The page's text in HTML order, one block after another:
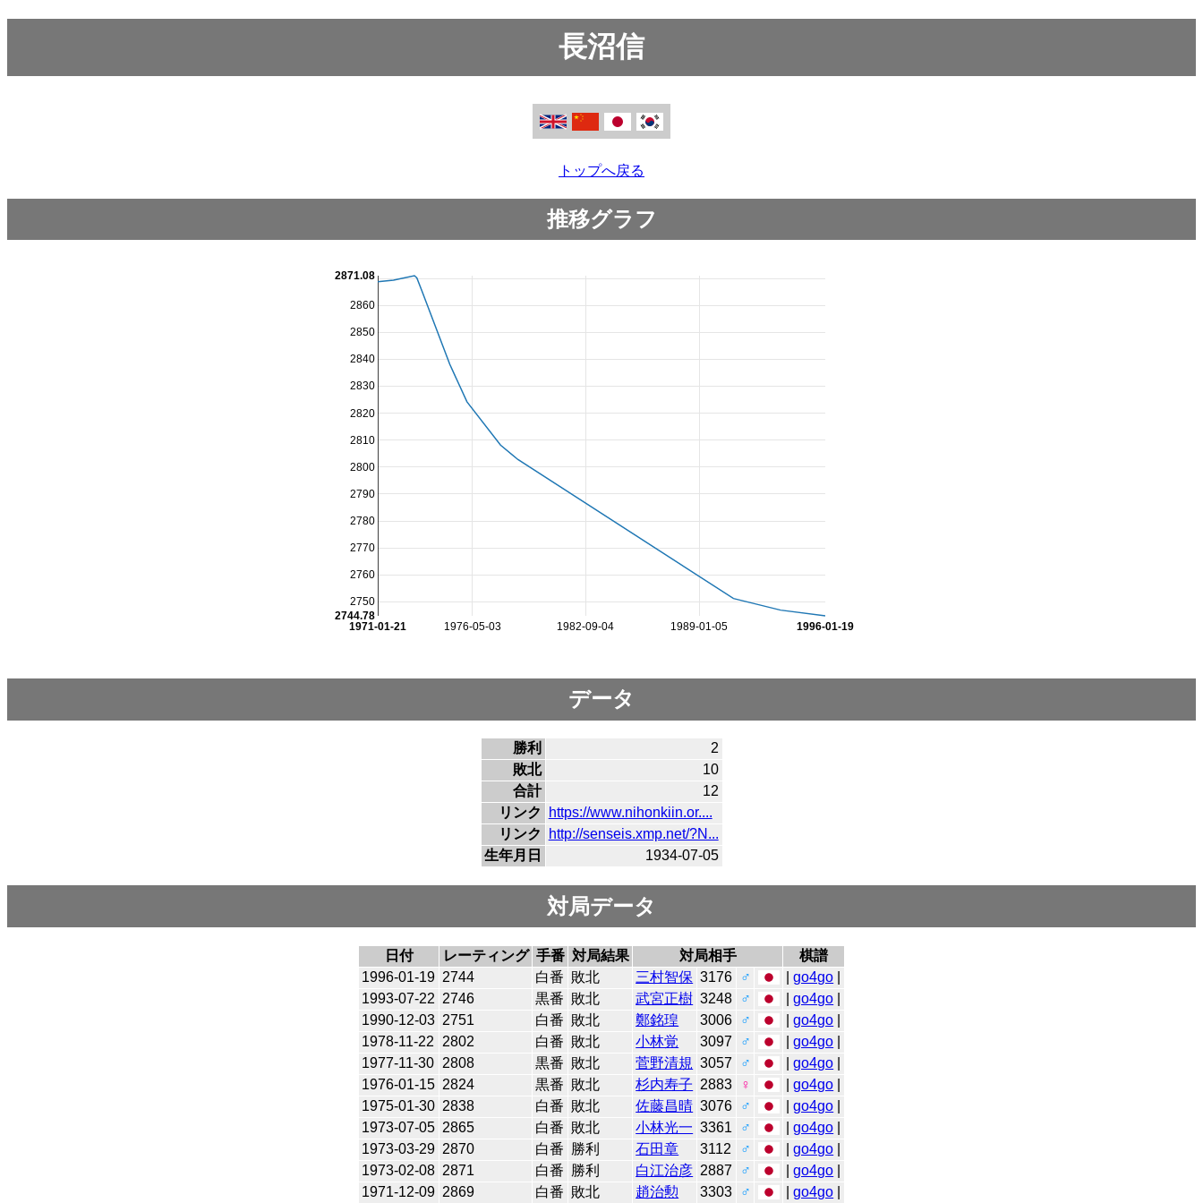
長沼信
トップへ戻る
推移グラフ
1976-05-03 1982-09-04 1989-01-05
1971-01-21 1996-01-19
2750
2760
2770
2780
2790
2800
2810
2820
2830
2840
2850
2860
2744.78
2871.08
データ
勝利
2
敗北
10
合計
12
リンク
https://www.nihonkiin.or....
リンク
http://senseis.xmp.net/?N...
生年月日
1934-07-05
対局データ
日付 レーティング 手番 対局結果 対局相手
棋譜
1996-01-19 2744 白番 敗北 三村智保 3176 ♂ |go4go
1993-07-22 2746 黒番 敗北 武宮正樹 3248 ♂ |go4go
1990-12-03 2751 白番 敗北 鄭銘瑝 3006 ♂ |go4go
1978-11-22
2802 白番 敗北 小林覚 3097 ♂ |go4go
1977-11-30 2808 黒番 敗北 菅野清規 3057 ♂ |go4go
1976-01-15 2824 黒番 敗北 杉内寿子 2883 ♀ |go4go
1975-01-30 2838 白番 敗北 佐藤昌晴 3076 ♂ |go4go
1973-07-05 2865 白番 敗北 小林光一 3361 ♂ |go4go
1973-03-29 2870 白番 勝利 石田章 3112 ♂ |go4go
1973-02-08 2871 白番 勝利 白江治彦 2887 ♂ |go4go
1971-12-09 2869 白番 敗北 趙治勲 3303 ♂ |go4go